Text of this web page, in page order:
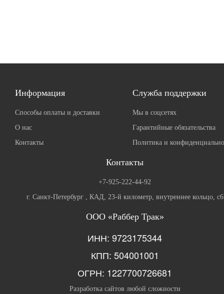
Информация
Способы оплаты и доставки
О нас
Контакты
Служба поддержки
Мы в соцсетях
Гарантийные обязательства
Политика и
Контакты
+7-925-222-44-92
г. Санкт-Петербург , КАД, 23-й километр, внутреннее кольцо, с6
ООО «Раббер Трак»
ИНН: 9723175344
КПП: 504001001
ОГРН: 1227700726681
Разработка сайтов любой сложности